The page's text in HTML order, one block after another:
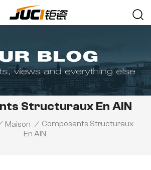
Structuraux En AlN
Maison / Composants Structuraux
En AlN